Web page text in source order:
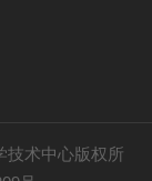
技术中心版权所